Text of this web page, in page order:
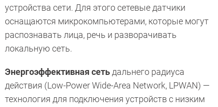
устройства сети. Для этого сетевые датчики
оснащаются микрокомпьютерами, которые могут
распознавать лица, речь и разворачивать
локальную сеть.
Энергоэффективная сеть дальнего радиуса
действия (Low-Power Wide-Area Network, LPWAN) —
технология для подключения устройств с низким